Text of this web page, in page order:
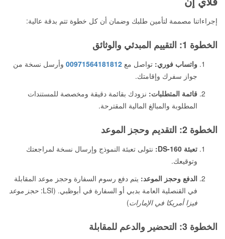
إجراءاتنا مصممة لتأمين طلبك وضمان أن كل خطوة تتم بدقة عالية:
الخطوة 1: التقييم المبدئي والوثائق
واتساب فوري: تواصل مع 00971564181812 وأرسل نسخة من
جواز سفرك وإقامتك.
قائمة المتطلبات: نزودك بقائمة دقيقة ومخصصة للمستندات
المطلوبة والمبالغ المالية المقترحة.
الخطوة 2: التقديم وحجز الموعد
تعبئة DS-160:
نتولى تعبئة النموذج وإرسال نسخة لمراجعتك
وتوقيعك.
الدفع وحجز الموعد: يتم دفع رسوم السفارة وحجز موعد المقابلة
في القنصلية العامة بدبي أو السفارة في أبوظبي. (LSI:
حجز موعد
فيزا أمريكا في الإمارات)
الخطوة 3: التحضير والدعم للمقابلة